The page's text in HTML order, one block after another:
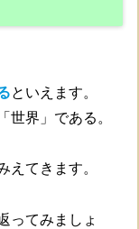
といえます。
世界」である。
えてきます。
ってみましょ